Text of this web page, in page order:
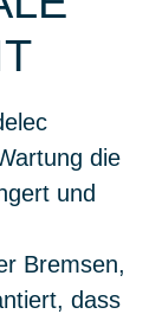
die
und
Bremsen,
dass